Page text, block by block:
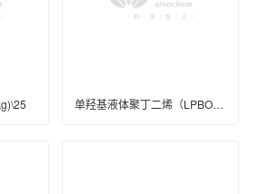
单羟基液体聚丁二烯（LPBOH）